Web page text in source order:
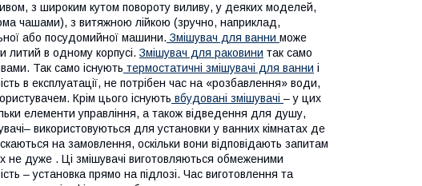
з широким кутом повороту виливу, у деяких моделей,
чашами), з витяжною лійкою (зручно, наприклад,
або посудомийної машини. Змішувач для ванни може
литий в одному корпусі. Змішувач для раковини так само
Так само існують термостатичні змішувачі для ванни і
в експлуатації, не потрібен час на «розбавлення» води,
Крім цього існують вбудовані змішувачі – у цих
елементи управління, а також відведення для душу,
використовуються для установки у ванних кімнатах де
на замовлення, оскільки вони відповідають запитам
не дуже . Ці змішувачі виготовляються обмеженими
– установка прямо на підлозі. Час виготовлення та